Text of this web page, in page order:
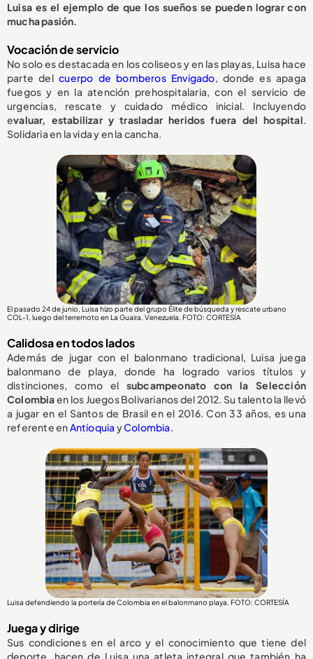
Luisa es el ejemplo de que los sueños se pueden lograr con
mucha pasión.
Vocación de servicio
No solo es destacada en los coliseos y en las playas, Luisa hace
parte delcuerpo de bomberos Envigado, donde es apaga
fuegos y en la atención prehospitalaria, con el servicio de
urgencias, rescate y cuidado médico inicial. Incluyendo
evaluar, estabilizar y trasladar heridos fuera del hospital.
Solidaria en la vida y en la cancha.
El pasado 24 de junio, Luisa hizo parte del grupo Élite de búsqueda y rescate urbano
COL-1, luego del terremoto en La Guaira, Venezuela. FOTO: CORTESÍA
Calidosa en todos lados
Además de jugar con el balonmano tradicional, Luisa juega
balonmano de playa, donde ha logrado varios títulos y
distinciones, como el subcampeonato con la Selección
Colombiaen los Juegos Bolivarianos del 2012. Su talento la llevó
a jugar en el Santos de Brasil en el 2016. Con 33 años, es una
referente enAntioquia yColombia.
Luisa defendiendo la portería de Colombia en el balonmano playa. FOTO: CORTESÍA
Juega y dirige
Sus condiciones en el arco y el conocimiento que tiene del
deporte, hacen de Luisa una atleta integral que también ha